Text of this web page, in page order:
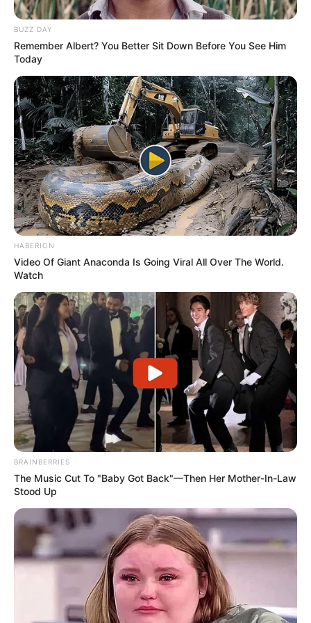
ПОДІЇ
В Ужгороді на Підградській
будують черговий торгово-
розважальний центр
Біля Перечинського автовокзалу на вулиці
Підградській в Ужгороді постане черговий торгово-
розважальний центр. Про це groza-news
повідомили у прес-службі Ужгородської міської
ради у відповідь на публікацію про захоплення
будівельниками тротуару та…
BUZZ DAY
Remember Albert? You Better Sit Down Before You See Him
Today
HABERION
Video Of Giant Anaconda Is Going Viral All Over The World.
Watch
BRAINBERRIES
The Music Cut To "Baby Got Back"—Then Her Mother-In-Law
Stood Up